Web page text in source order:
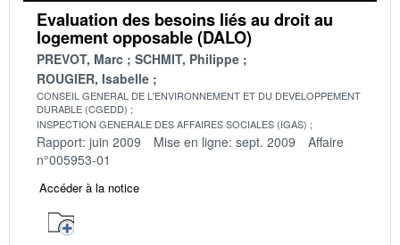
Evaluation des besoins liés au droit au
logement opposable (DALO)
PREVOT, Marc
SCHMIT, Philippe
ROUGIER, Isabelle
CONSEIL GENERAL DE L'ENVIRONNEMENT ET DU DEVELOPPEMENT
DURABLE (CGEDD)
INSPECTION GENERALE DES AFFAIRES SOCIALES (IGAS)
Rapport: juin 2009 Mise en ligne: sept. 2009
Affaire
n°005953-01
Accéder à la notice